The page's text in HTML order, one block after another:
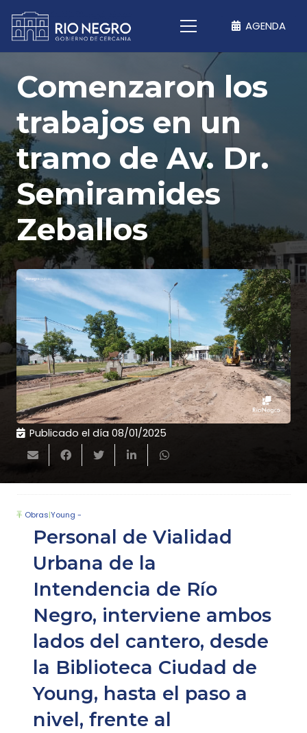
AGENDA
Comenzaron los
trabajos en un
tramo de Av. Dr.
Semiramides
Zeballos
Publicado el día 08/01/2025
Obras|Young -
Personal de Vialidad
Urbana de la
Intendencia de Río
Negro, interviene ambos
lados del cantero, desde
la Biblioteca Ciudad de
Young, hasta el paso a
nivel, frente al